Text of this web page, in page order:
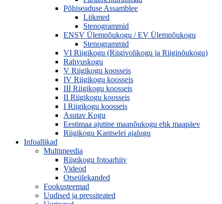
Põhiseaduse Assamblee
Liikmed
Stenogrammid
ENSV Ülemnõukogu / EV Ülemnõukogu
Stenogrammid
VI Riigikogu (Riigivolikogu ja Riiginõukogu)
Rahvuskogu
V Riigikogu koosseis
IV Riigikogu koosseis
III Riigikogu koosseis
II Riigikogu koosseis
I Riigikogu koosseis
Asutav Kogu
Eestimaa ajutine maanõukogu ehk maapäev
Riigikogu Kantselei ajalugu
Infoallikad
Multimeedia
Riigikogu fotoarhiiv
Videod
Otseülekanded
Fookusteemad
Uudised ja pressiteated